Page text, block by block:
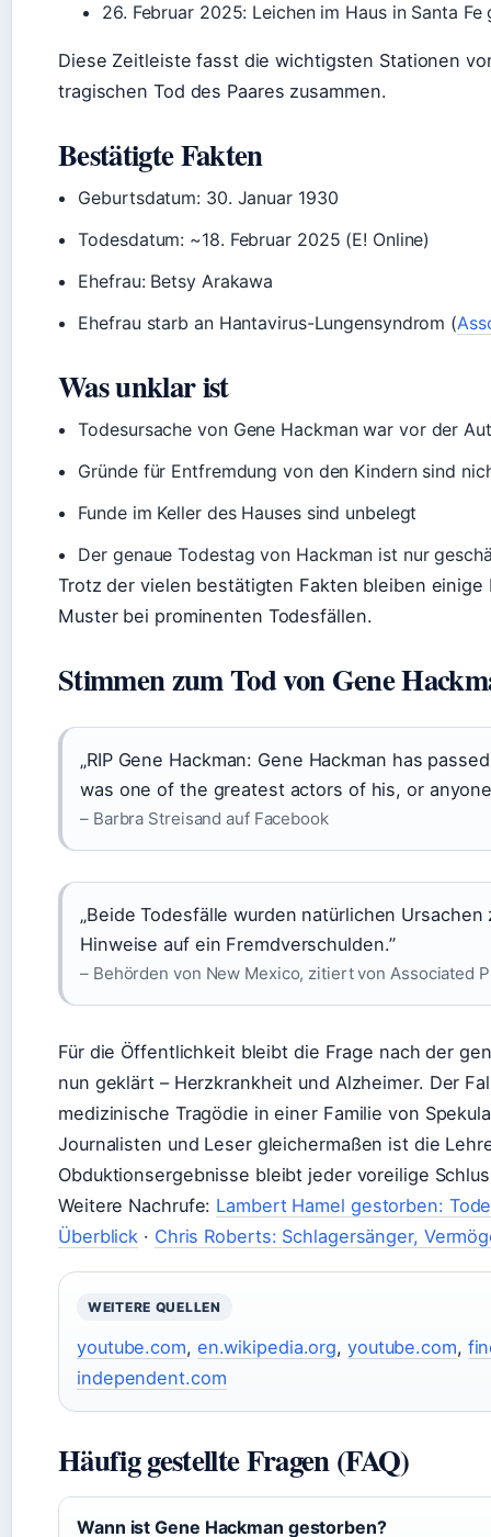
26. Februar 2025: Leichen im Haus in Santa Fe
Diese Zeitleiste fasst die wichtigsten Stationen
tragischen Tod des Paares zusammen.
Bestätigte Fakten
Geburtsdatum: 30. Januar 1930
Todesdatum: ~18. Februar 2025 (E! Online)
Ehefrau: Betsy Arakawa
Ehefrau starb an Hantavirus-Lungensyndrom (
Was unklar ist
Todesursache von Gene Hackman war vor der
Gründe für Entfremdung von den Kindern sind
Funde im Keller des Hauses sind unbelegt
Der genaue Todestag von Hackman ist nur
Trotz der vielen bestätigten Fakten bleiben einige
Muster bei prominenten Todesfällen.
Stimmen zum Tod von Gene
„RIP Gene Hackman: Gene Hackman has
was one of the greatest actors of his, or
– Barbra Streisand auf Facebook
„Beide Todesfälle wurden natürlichen
Hinweise auf ein Fremdverschulden.”
– Behörden von New Mexico, zitiert von Associated
Für die Öffentlichkeit bleibt die Frage nach der
nun geklärt – Herzkrankheit und Alzheimer. Der
medizinische Tragödie in einer Familie von
Journalisten und Leser gleichermaßen ist die
Obduktionsergebnisse bleibt jeder voreilige
Weitere Nachrufe: Lambert Hamel gestorben:
Überblick · Chris Roberts: Schlagersänger,
WEITERE QUELLEN
youtube.com, en.wikipedia.org, youtube.com,
independent.com
Häufig gestellte Fragen (FAQ)
Wann ist Gene Hackman gestorben?